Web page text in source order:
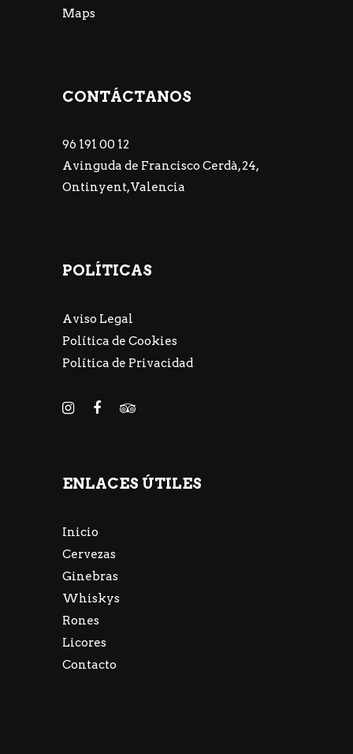
Maps
CONTÁCTANOS
96 191 00 12
Avinguda de Francisco Cerdà, 24,
Ontinyent, Valencia
POLÍTICAS
Aviso Legal
Política de Cookies
Política de Privacidad
ENLACES ÚTILES
Inicio
Cervezas
Ginebras
Whiskys
Rones
Licores
Contacto